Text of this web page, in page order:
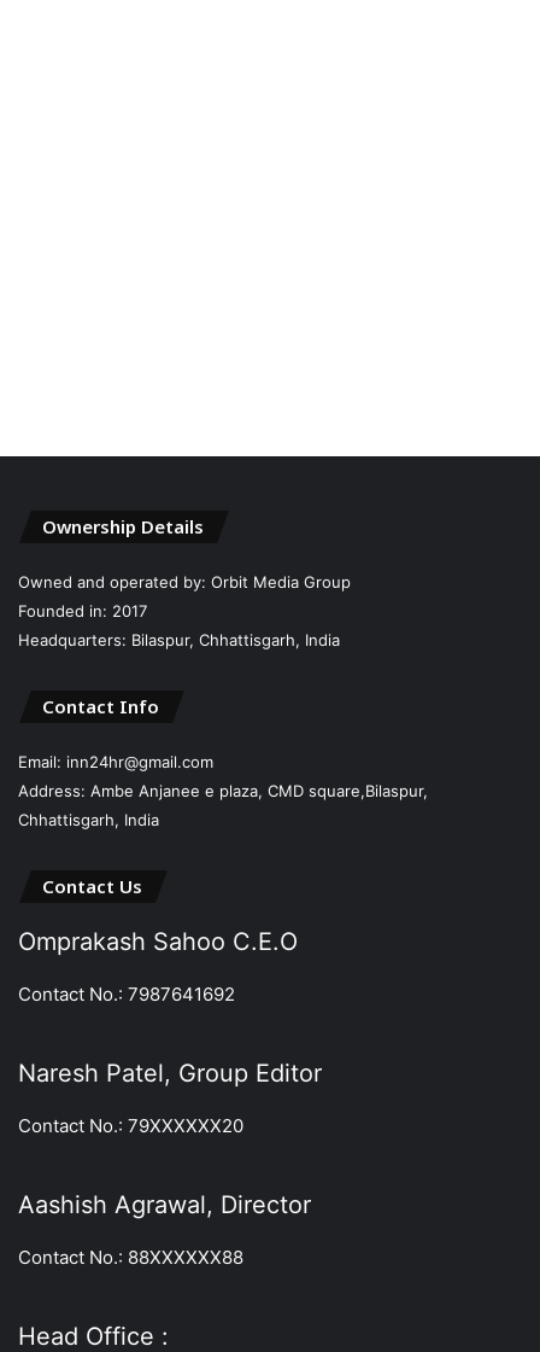
Ownership Details
Owned and operated by: Orbit Media Group
Founded in: 2017
Headquarters: Bilaspur, Chhattisgarh, India
Contact Info
Email: inn24hr@gmail.com
Address: Ambe Anjanee e plaza, CMD square,Bilaspur,
Chhattisgarh, India
Contact Us
Omprakash Sahoo C.E.O
Contact No.: 7987641692
Naresh Patel, Group Editor
Contact No.: 79XXXXXX20
Aashish Agrawal, Director
Contact No.: 88XXXXXX88
Head Office :